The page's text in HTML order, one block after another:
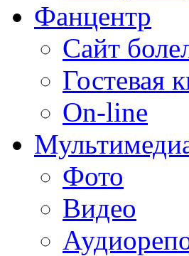
Фанцентр
Сайт
Гостевая
On-line
Фото
Видео